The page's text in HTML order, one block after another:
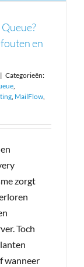
en
| Categorieën:
,
, MailFlow,
zorgt
Toch
wanneer